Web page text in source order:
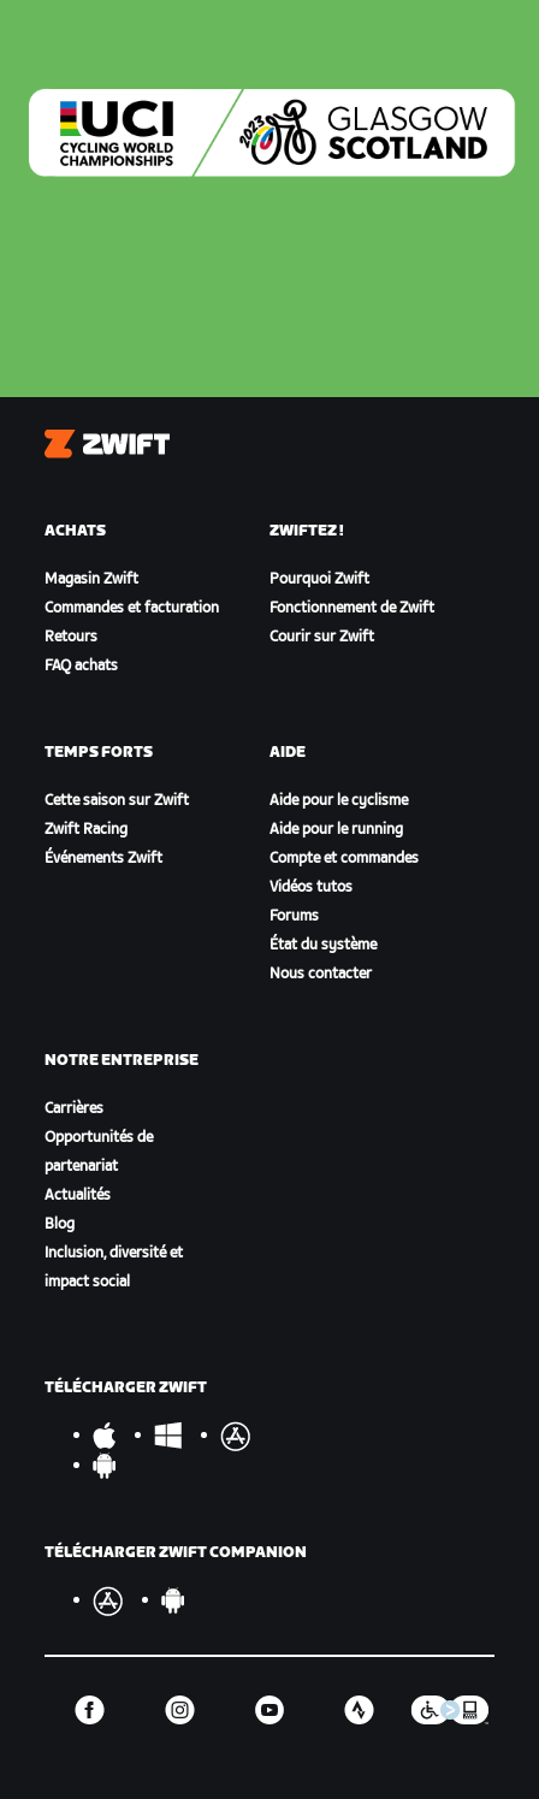
Zwift
ACHATS
Magasin Zwift
Commandes et facturation
Retours
FAQ achats
ZWIFTEZ !
Pourquoi Zwift
Fonctionnement de Zwift
Courir sur Zwift
TEMPS FORTS
Cette saison sur Zwift
Zwift Racing
Événements Zwift
AIDE
Aide pour le cyclisme
Aide pour le running
Compte et commandes
Vidéos tutos
Forums
État du système
Nous contacter
NOTRE ENTREPRISE
Carrières
Opportunités de
partenariat
Actualités
Blog
Inclusion, diversité et
impact social
TÉLÉCHARGER ZWIFT
TÉLÉCHARGER ZWIFT COMPANION